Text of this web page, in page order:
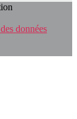
données